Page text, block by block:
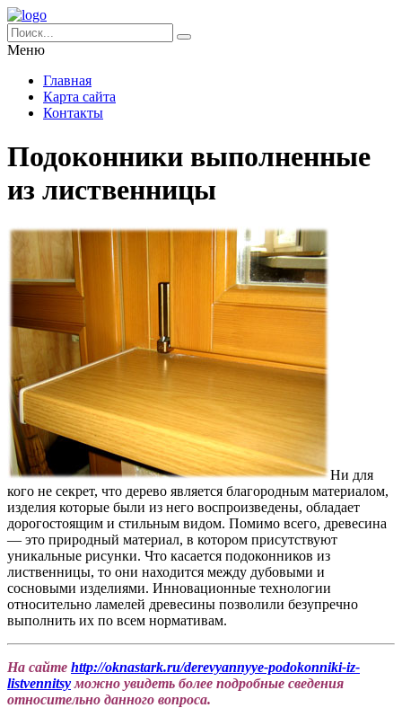
Меню
Главная
Карта сайта
Контакты
Подоконники выполненные
из лиственницы
Ни для
кого не секрет, что дерево является благородным материалом,
изделия которые были из него воспроизведены, обладает
дорогостоящим и стильным видом. Помимо всего, древесина
— это природный материал, в котором присутствуют
уникальные рисунки. Что касается подоконников из
лиственницы, то они находится между дубовыми и
сосновыми изделиями. Инновационные технологии
относительно ламелей древесины позволили безупречно
выполнить их по всем нормативам.
На сайте http://oknastark.ru/derevyannyye-podokonniki-iz-
listvennitsyможно увидеть более подробные сведения
относительно данного вопроса.